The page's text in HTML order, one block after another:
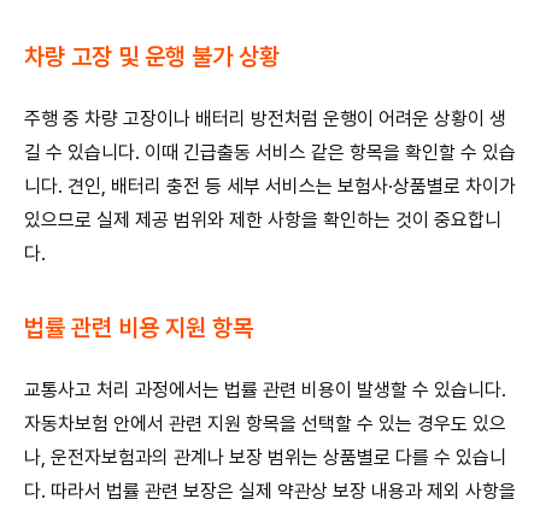
차량 고장 및 운행 불가 상황
주행 중 차량 고장이나 배터리 방전처럼 운행이 어려운 상황이 생
길 수 있습니다. 이때 긴급출동 서비스 같은 항목을 확인할 수 있습
니다. 견인, 배터리 충전 등 세부 서비스는 보험사·상품별로 차이가
있으므로 실제 제공 범위와 제한 사항을 확인하는 것이 중요합니
다.
법률 관련 비용 지원 항목
교통사고 처리 과정에서는 법률 관련 비용이 발생할 수 있습니다.
자동차보험 안에서 관련 지원 항목을 선택할 수 있는 경우도 있으
나, 운전자보험과의 관계나 보장 범위는 상품별로 다를 수 있습니
다. 따라서 법률 관련 보장은 실제 약관상 보장 내용과 제외 사항을